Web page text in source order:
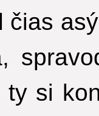
čias
ty si